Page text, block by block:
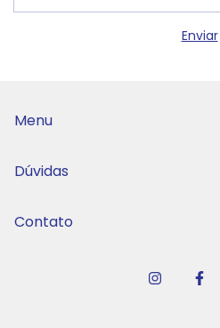
Menu
Dúvidas
Contato